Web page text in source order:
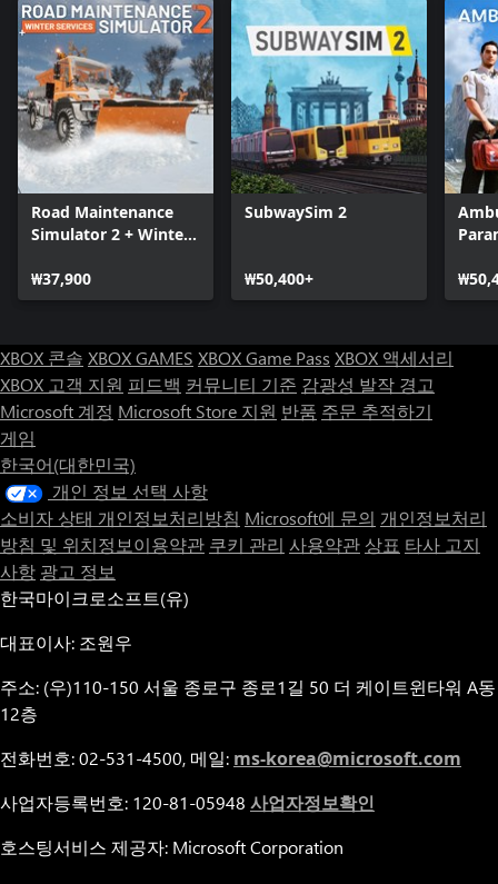
Road Maintenance
Simulator 2 + Winter
₩37,900
SubwaySim 2
₩50,400+
XBOX 콘솔 XBOX GAMES XBOX Game Pass XBOX 액세서리
XBOX 고객 지원 피드백 커뮤니티 기준 감광성 발작 경고
Microsoft 계정 Microsoft Store 지원 반품 주문 추적하기
게임
한국어(대한민국)
개인 정보 선택 사항
소비자 상태 개인정보처리방침 Microsoft에 문의 개인정보처리
방침 및 위치정보이용약관 쿠키 관리 사용약관 상표 타사 고지
사항 광고 정보
한국마이크로소프트(유)
대표이사: 조원우
주소: (우)110-150 서울 종로구 종로1길 50 더 케이트윈타워 A동
12층
전화번호: 02-531-4500, 메일: ms-korea@microsoft.com
사업자등록번호: 120-81-05948 사업자정보확인
호스팅서비스 제공자: Microsoft Corporation